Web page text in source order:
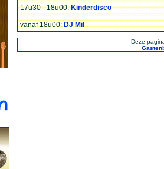
17u30 - 18u00:Kinderdisco
vanaf 18u00:DJ Mil
Deze